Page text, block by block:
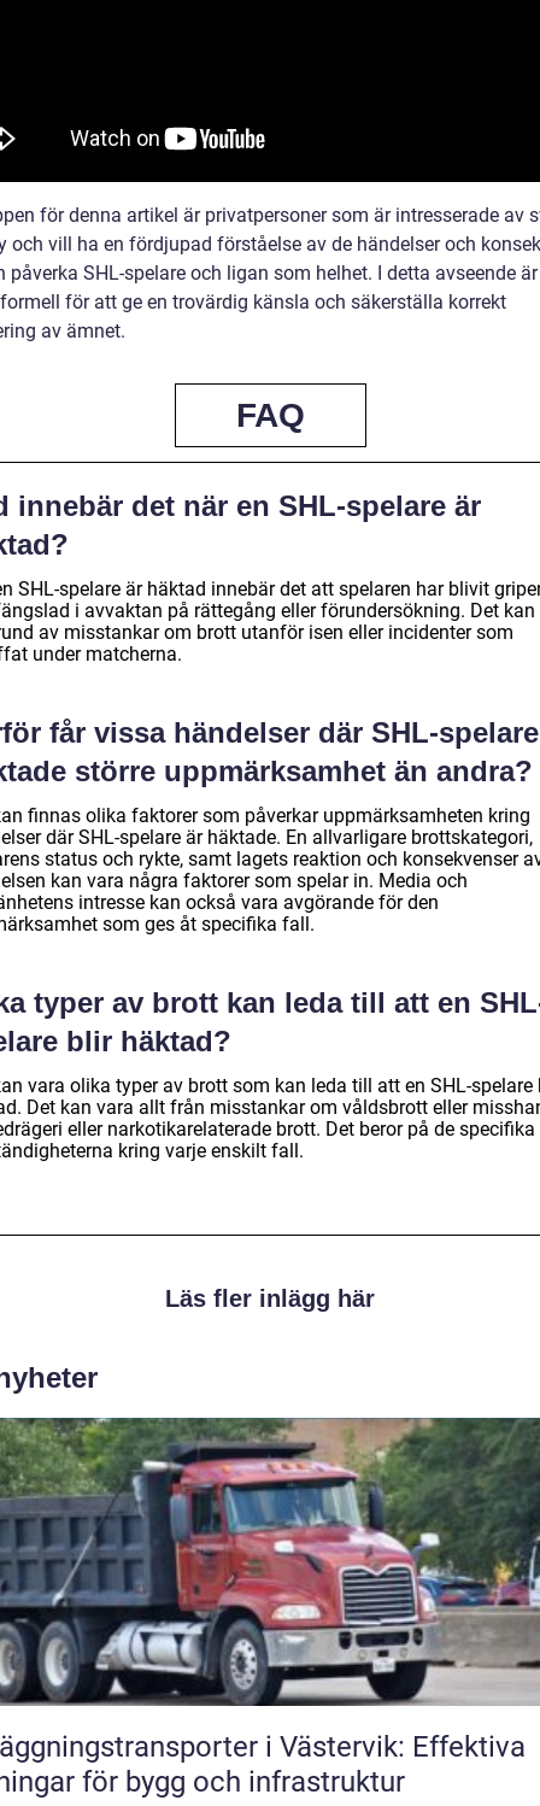
för denna artikel är privatpersoner som är intresserade av
och vill ha en fördjupad förståelse av de händelser och
påverka SHL-spelare och ligan som helhet. I detta avseende
för att ge en trovärdig känsla och säkerställa korrekt
av ämnet.
FAQ
innebär det när en SHL-spelare är
SHL-spelare är häktad innebär det att spelaren har blivit
i avvaktan på rättegång eller förundersökning. Det kan
av misstankar om brott utanför isen eller incidenter som
under matcherna.
får vissa händelser där SHL-
större uppmärksamhet än andra?
finnas olika faktorer som påverkar uppmärksamheten kring
där SHL-spelare är häktade. En allvarligare brottskategori,
status och rykte, samt lagets reaktion och konsekvenser
kan vara några faktorer som spelar in. Media och
intresse kan också vara avgörande för den
som ges åt specifika fall.
typer av brott kan leda till att en
blir häktad?
vara olika typer av brott som kan leda till att en SHL-spelare
Det kan vara allt från misstankar om våldsbrott eller
eller narkotikarelaterade brott. Det beror på de specifika
kring varje enskilt fall.
Läs fler inlägg här
i Västervik: Effektiva
för bygg och infrastruktur